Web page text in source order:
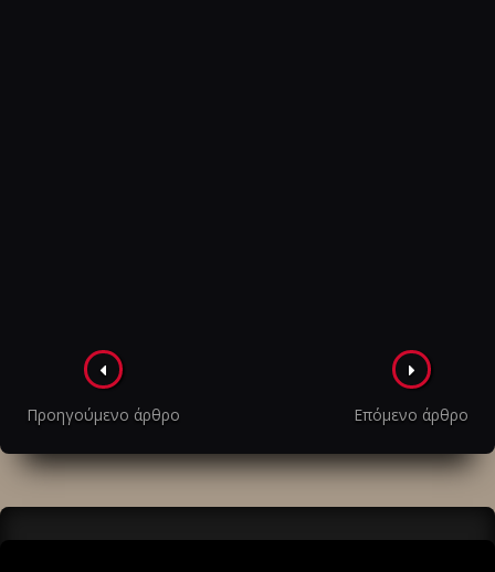
Πλοήγηση
στα
άρθρα
Προηγούμενο άρθρο Επόμενο άρθρο